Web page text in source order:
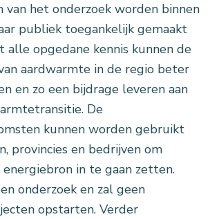
het onderzoek worden binnen
publiek toegankelijk gemaakt
alle opgedane kennis kunnen de
aardwarmte in de regio beter
en zo een bijdrage leveren aan
De
kunnen worden gebruikt
provincies en bedrijven om
in te gaan zetten.
onderzoek en zal geen
opstarten. Verder